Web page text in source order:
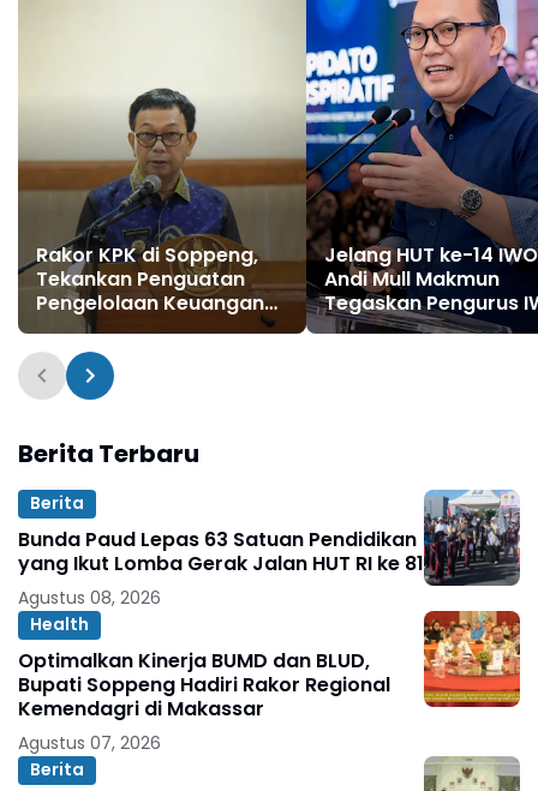
Rakor KPK di Soppeng,
Tekankan Penguatan
Pengelolaan Keuangan
Daerah
Jelang HUT ke-14
Andi Mull Makmun
Tegaskan Pengurus
Soppeng Tetap Solid
Berita Terbaru
Berita
Bunda Paud Lepas 63 Satuan Pendidikan
yang Ikut Lomba Gerak Jalan HUT RI ke 81
Agustus 08, 2026
Health
Optimalkan Kinerja BUMD dan BLUD,
Bupati Soppeng Hadiri Rakor Regional
Kemendagri di Makassar
Agustus 07, 2026
Berita